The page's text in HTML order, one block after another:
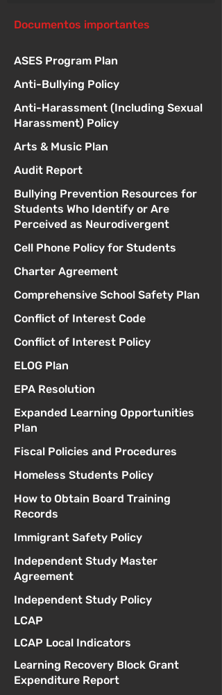
Documentos importantes
ASES Program Plan
Anti-Bullying Policy
Anti-Harassment (Including Sexual
Harassment) Policy
Arts & Music Plan
Audit Report
Bullying Prevention Resources for
Students Who Identify or Are
Perceived as Neurodivergent
Cell Phone Policy for Students
Charter Agreement
Comprehensive School Safety Plan
Conflict of Interest Code
Conflict of Interest Policy
ELOG Plan
EPA Resolution
Expanded Learning Opportunities
Plan
Fiscal Policies and Procedures
Homeless Students Policy
How to Obtain Board Training
Records
Immigrant Safety Policy
Independent Study Master
Agreement
Independent Study Policy
LCAP
LCAP Local Indicators
Learning Recovery Block Grant
Expenditure Report